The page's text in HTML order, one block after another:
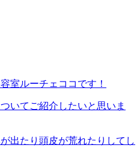
室ルーチェココです！
いてご紹介したいと思いま
出たり頭皮が荒れたりしてし